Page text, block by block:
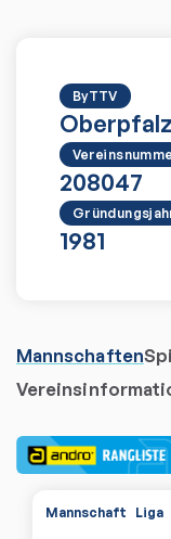
ByTTV
208047
1981
Mannschaften
Mannschaft Liga